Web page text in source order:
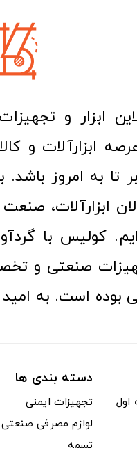
تا به امروز
ابزارآلات،
کولیس با
صنعتی و
بوده است. به
۶۹۶ طبقه اول
دسته بندی ها
تجهیزات ایمنی
لوازم مصرفی صنعتی
تسمه